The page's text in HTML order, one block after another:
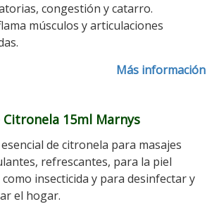
congestión y catarro.
músculos y articulaciones
Más información
Citronela 15ml Marnys
de citronela para masajes
refrescantes, para la piel
como insecticida y para desinfectar y
el hogar.